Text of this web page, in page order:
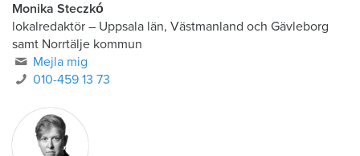
Monika Steczkó
lokalredaktör – Uppsala län, Västmanland och Gävleborg
samt Norrtälje kommun
Mejla mig
010-459 13 73